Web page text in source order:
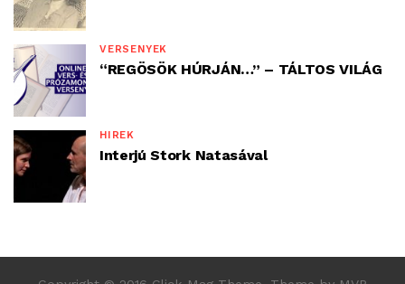
VERSENYEK
“REGÖSÖK HÚRJÁN…” – TÁLTOS VILÁG
HÍREK
Interjú Stork Natasával